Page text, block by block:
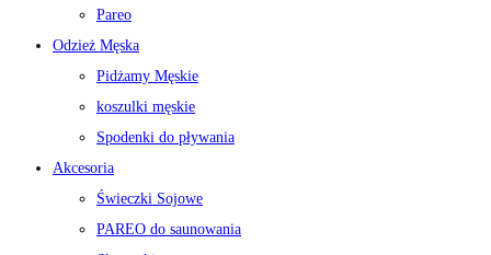
Pareo
Odzież Męska
Pidżamy Męskie
koszulki męskie
Spodenki do pływania
Akcesoria
Świeczki Sojowe
PAREO do saunowania